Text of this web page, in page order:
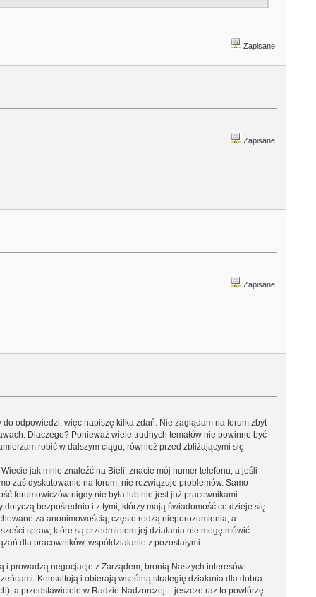
Zapisane
Zapisane
Zapisane
odpowiedzi, więc napiszę kilka zdań. Nie zaglądam na forum zbyt
Dlaczego? Ponieważ wiele trudnych tematów nie powinno być
robić w dalszym ciągu, również przed zbliżającymi się
jak mnie znaleźć na Bieli, znacie mój numer telefonu, a jeśli
zaś dyskutowanie na forum, nie rozwiązuje problemów. Samo
forumowiczów nigdy nie była lub nie jest już pracownikami
bezpośrednio i z tymi, którzy mają świadomość co dzieje się
za anonimowością, często rodzą nieporozumienia, a
spraw, które są przedmiotem jej działania nie mogę mówić
dla pracowników, współdziałanie z pozostałymi
i prowadzą negocjacje z Zarządem, bronią Naszych interesów.
Konsultują i obierają wspólną strategię działania dla dobra
a przedstawiciele w Radzie Nadzorczej – jeszcze raz to powtórzę